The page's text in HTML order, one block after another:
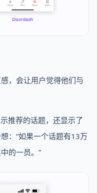
，会让用户觉得他们与
推荐的话题，还显示了
：“如果一个话题有13万
的一员。”